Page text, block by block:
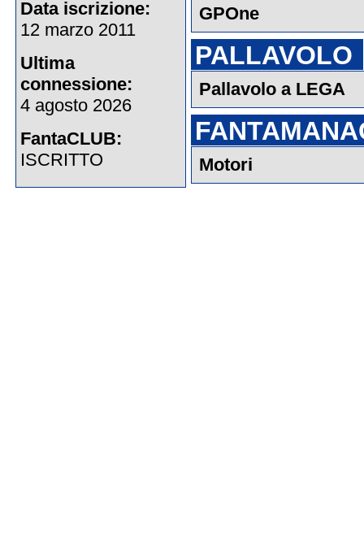
Data iscrizione:
12 marzo 2011
Ultima
connessione:
4 agosto 2026
FantaCLUB:
ISCRITTO
GPOne
PALLAVOLO
Pallavolo a LEGA
Motori